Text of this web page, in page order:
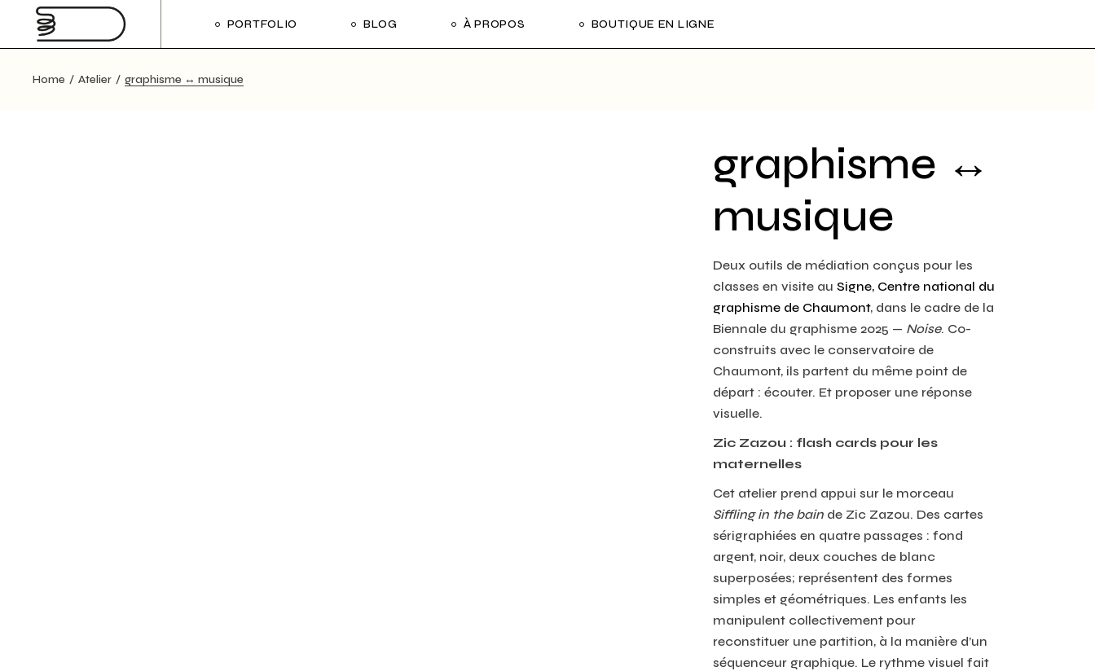
content
PORTFOLIO BLOG À PROPOS BOUTIQUE EN LIGNE
Home Atelier graphisme ↔ musique
graphisme ↔
musique
Deux outils de médiation conçus pour les
classes en visite auSigne, Centre national du
graphisme de Chaumont, dans le cadre de la
Biennale du graphisme 2025 — Noise. Co-
construits avec le conservatoire de
Chaumont, ils partent du même point de
départ : écouter. Et proposer une réponse
visuelle.
Zic Zazou : flash cards pour les
maternelles
Cet atelier prend appui sur le morceau
Siffling in the bain de Zic Zazou. Des cartes
sérigraphiées en quatre passages : fond
argent, noir, deux couches de blanc
superposées; représentent des formes
simples et géométriques. Les enfants les
manipulent collectivement pour
reconstituer une partition, à la manière d’un
séquenceur graphique. Le rythme visuel fait